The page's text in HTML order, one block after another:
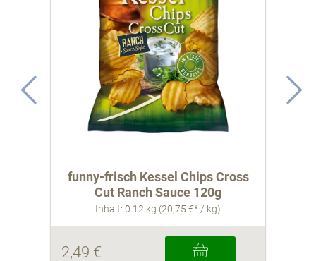
funny-frisch Kessel Chips Cross
Cut Ranch Sauce 120g
Inhalt: 0.12 kg (20,75 €* / kg)
2,49 €